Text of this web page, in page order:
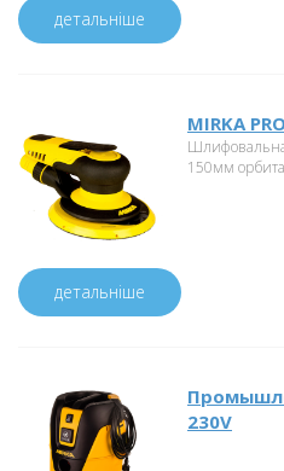
детальніше
MIRKA
150мм
детальніше
230V